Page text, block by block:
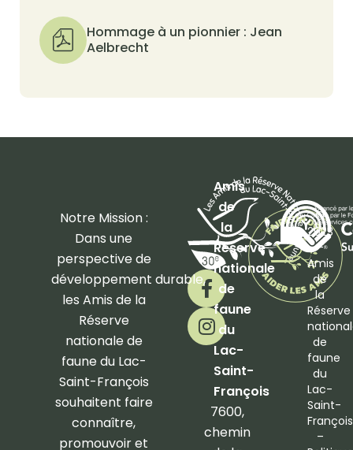
Hommage à un pionnier : Jean
Aelbrecht
F
a
c
e
b
o
o
k
-
I
n
s
t
a
g
a
m
Amis
de
la
Réserve
nationale
de
faune
du
Lac-
Saint-
François
7600,
chemin
Notre Mission :
Dans une
perspective de
développement durable,
les Amis de la
Réserve
nationale de
faune du Lac-
Saint-François
souhaitent faire
connaître,
promouvoir et
©
2023
–
Amis
de
la
Réserve
de
faune
du
Lac-
Saint-
François
–